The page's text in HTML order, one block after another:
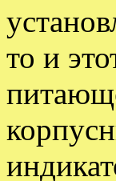
то и